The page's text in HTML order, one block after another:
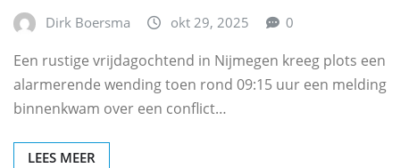
Dirk Boersma okt 29, 2025 0
Een rustige vrijdagochtend in Nijmegen kreeg plots een
alarmerende wending toen rond 09:15 uur een melding
binnenkwam over een conflict…
LEES MEER